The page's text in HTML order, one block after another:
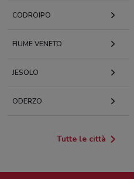
CODROIPO
FIUME VENETO
JESOLO
ODERZO
Tutte le città